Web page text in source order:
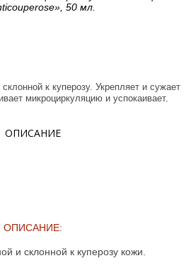
к куперозу. Укрепляет и сужает
микроциркуляцию и успокаивает.
ОПИСАНИЕ
ОПИСАНИЕ:
и склонной к куперозу кожи.